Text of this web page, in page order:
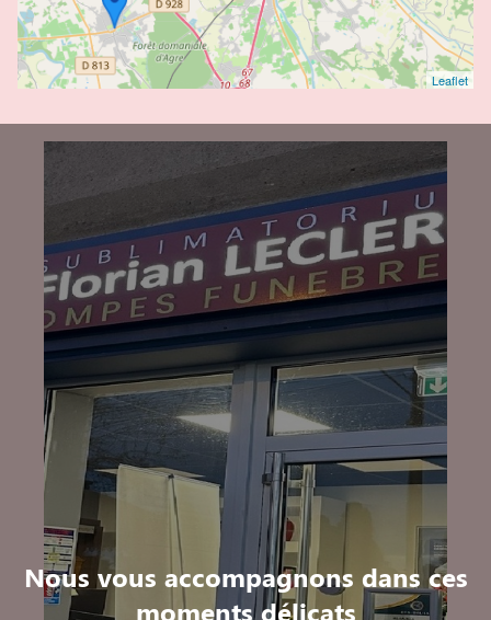
Leaflet
Nous vous accompagnons dans ces
moments délicats